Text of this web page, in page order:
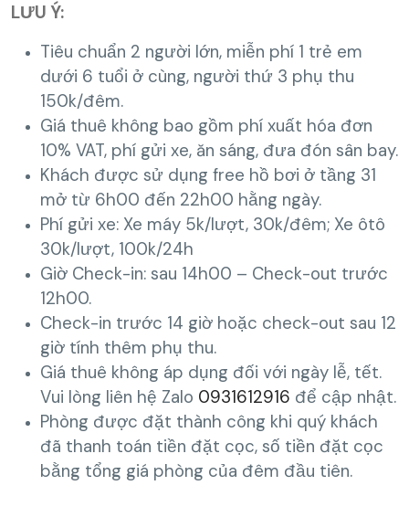
LƯU Ý:
Tiêu chuẩn 2 người lớn, miễn phí 1 trẻ em
dưới 6 tuổi ở cùng, người thứ 3 phụ thu
150k/đêm.
Giá thuê không bao gồm phí xuất hóa đơn
10% VAT, phí gửi xe, ăn sáng, đưa đón sân bay.
Khách được sử dụng free hồ bơi ở tầng 31
mở từ 6h00 đến 22h00 hằng ngày.
Phí gửi xe: Xe máy 5k/lượt, 30k/đêm; Xe ôtô
30k/lượt, 100k/24h
Giờ Check-in: sau 14h00 – Check-out trước
12h00.
Check-in trước 14 giờ hoặc check-out sau 12
giờ tính thêm phụ thu.
Giá thuê không áp dụng đối với ngày lễ, tết.
Vui lòng liên hệ Zalo 0931612916 để cập nhật.
Phòng được đặt thành công khi quý khách
đã thanh toán tiền đặt cọc, số tiền đặt cọc
bằng tổng giá phòng của đêm đầu tiên.